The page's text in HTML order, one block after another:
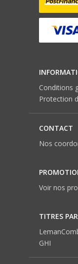
Conditions
Protection
CONTACT
Nos
Voir nos
TITRES
GHI